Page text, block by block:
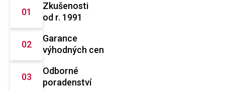
Zkušenosti
od r. 1991
Garance
výhodných cen
Odborné
poradenství